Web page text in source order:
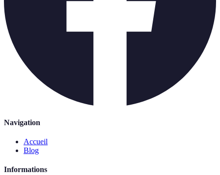
Navigation
Accueil
Blog
Informations